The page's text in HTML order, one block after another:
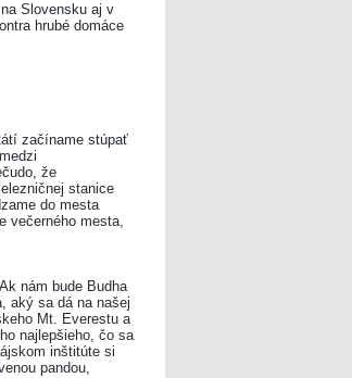
Slovensku aj v
hrubé domáce
začíname stúpať
že
stanice
do mesta
večerného mesta,
nám bude Budha
aký sa dá na našej
Mt. Everestu a
najlepšieho, čo sa
inštitúte si
pandou,